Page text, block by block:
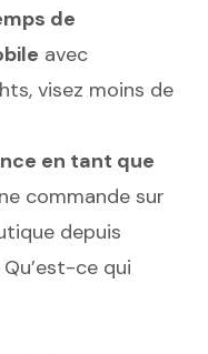
de
avec
visez moins de
en tant que
commande sur
depuis
ce qui